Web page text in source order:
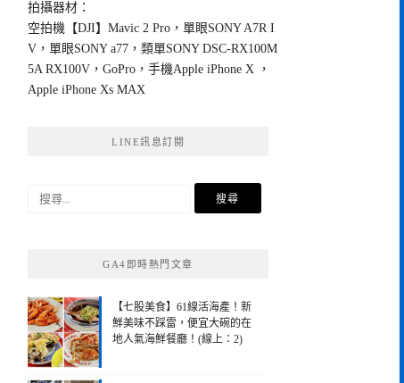
拍攝器材：
空拍機【DJI】Mavic 2 Pro，單眼SONY A7R I
V，單眼SONY a77，類單SONY DSC-RX100M
5A RX100V，GoPro，手機Apple iPhone X ，
Apple iPhone Xs MAX
LINE訊息訂閱
搜
GA4即時熱門文章
【七股美食】61線活海產！新
鮮美味不踩雷，便宜大碗的在
地人氣海鮮餐廳！(線上：2)